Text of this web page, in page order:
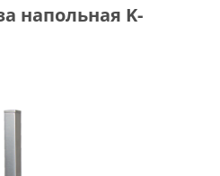
напольная K-